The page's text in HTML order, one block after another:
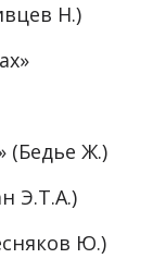
Н.)
(Бедье Ж.)
Э.Т.А.)
Ю.)